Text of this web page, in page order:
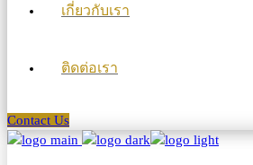
เกี่ยวกับเรา
ติดต่อเรา
Contact Us